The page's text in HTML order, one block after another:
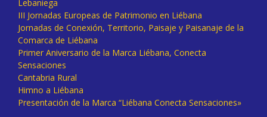
Lebaniega
III Jornadas Europeas de Patrimonio en Liébana
Jornadas de Conexión, Territorio, Paisaje y Paisanaje de la
Comarca de Liébana
Primer Aniversario de la Marca Liébana, Conecta
Sensaciones
Cantabria Rural
Himno a Liébana
Presentación de la Marca “Liébana Conecta Sensaciones»